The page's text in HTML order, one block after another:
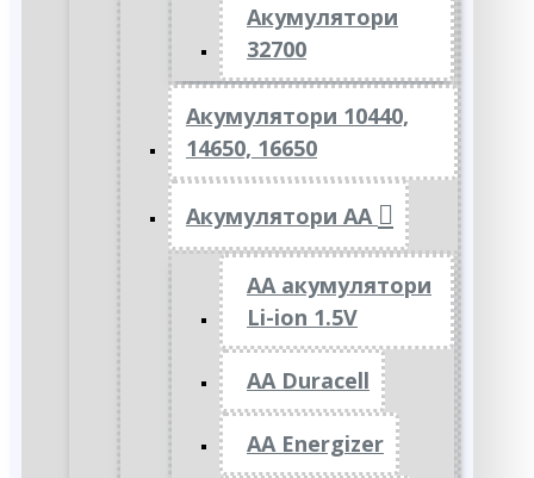
Акумулятори
32700
Акумулятори 10440,
14650, 16650
Акумулятори АА
AA акумулятори
Li-ion 1.5V
AA Duracell
AA Energizer